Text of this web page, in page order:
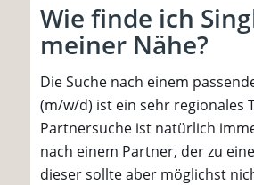
Wie finde ich
meiner Nähe?
Die Suche nach einem
(m/w/d) ist ein sehr regionales
Partnersuche ist natürlich
nach einem Partner, der zu
dieser sollte aber möglichst